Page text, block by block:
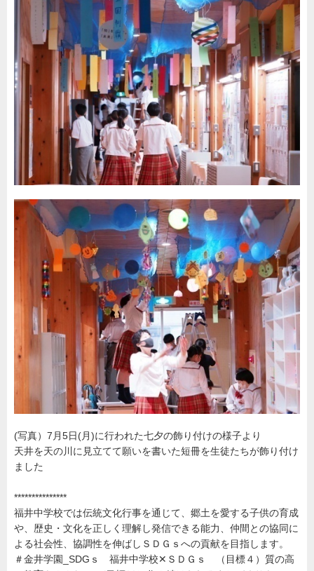
(写真）7月5日(月)に行われた七夕の飾り付けの様子より
天井を天の川に見立てて願いを書いた短冊を生徒たちが飾り付け
ました
***************
福井中学校では伝統文化行事を通じて、郷土を愛する子供の育成
や、歴史・文化を正しく理解し発信できる能力、仲間との協同に
よる社会性、協調性を伸ばしＳＤＧｓへの貢献を目指します。
＃金井学園_SDGｓ 福井中学校✕ＳＤＧｓ （目標４）質の高